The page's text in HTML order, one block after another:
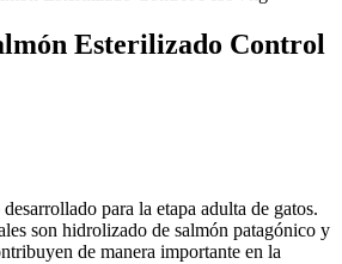
Esterilizado Control
para la etapa adulta de gatos.
son hidrolizado de salmón patagónico y
de manera importante en la